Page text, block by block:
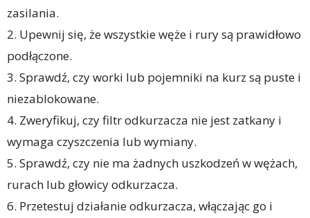
zasilania.
2. Upewnij się, że wszystkie węże i rury są prawidłowo
podłączone.
3. Sprawdź, czy worki lub pojemniki na kurz są puste i
niezablokowane.
4. Zweryfikuj, czy filtr odkurzacza nie jest zatkany i
wymaga czyszczenia lub wymiany.
5. Sprawdź, czy nie ma żadnych uszkodzeń w wężach,
rurach lub głowicy odkurzacza.
6. Przetestuj działanie odkurzacza, włączając go i